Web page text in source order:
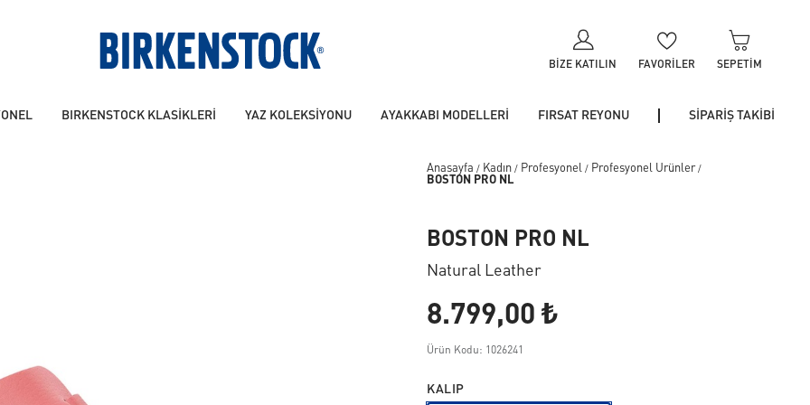
BIZE KATILIN FAVORILER SEPETIM
BIRKENSTOCK KLASİKLERİ YAZ KOLEKSİYONU AYAKKABI MODELLERİ FIRSAT REYONU SİPARİŞ TAKİBİ
Anasayfa / Kadın / Profesyonel / Profesyonel Ürünler /
BOSTON PRO NL
BOSTON PRO NL
Natural Leather
8.799,00 ₺
Ürün Kodu: 1026241
KALIP